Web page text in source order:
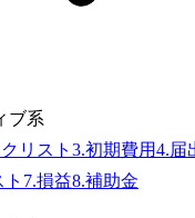
ブ系
リスト 3.初期費用4.届
7.損益8.補助金